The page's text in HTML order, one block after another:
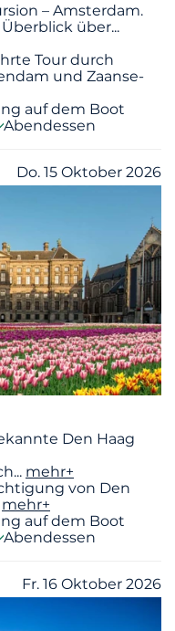
– Amsterdam.
über...
Tour durch
und Zaanse-
auf dem Boot
Abendessen
Do. 15 Oktober 2026
Den Haag
... mehr+
von Den
mehr+
auf dem Boot
Abendessen
Fr. 16 Oktober 2026